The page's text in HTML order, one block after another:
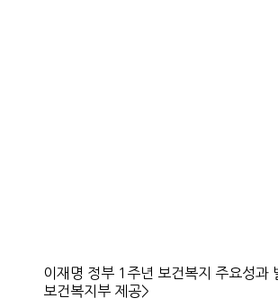
이재명 정부 1주년 보건복지 주요성과
보건복지부 제공>